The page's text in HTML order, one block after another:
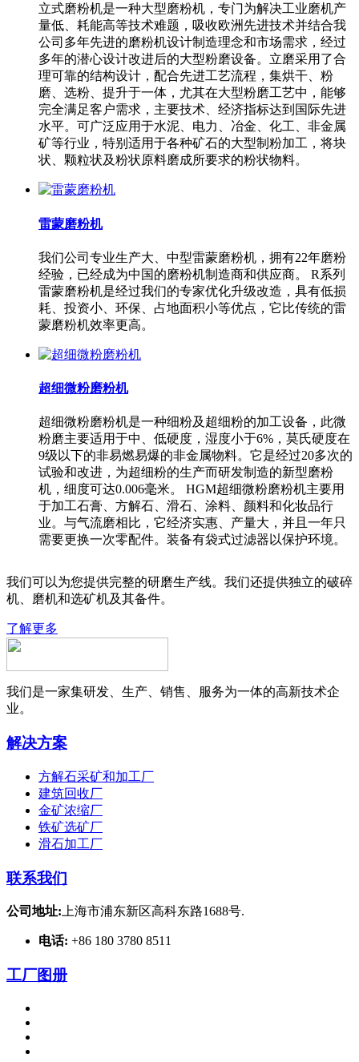
立式磨粉机是一种大型磨粉机，专门为解决工业磨机产
量低、耗能高等技术难题，吸收欧洲先进技术并结合我
公司多年先进的磨粉机设计制造理念和市场需求，经过
多年的潜心设计改进后的大型粉磨设备。立磨采用了合
理可靠的结构设计，配合先进工艺流程，集烘干、粉
磨、选粉、提升于一体，尤其在大型粉磨工艺中，能够
完全满足客户需求，主要技术、经济指标达到国际先进
水平。可广泛应用于水泥、电力、冶金、化工、非金属
矿等行业，特别适用于各种矿石的大型制粉加工，将块
状、颗粒状及粉状原料磨成所要求的粉状物料。
雷蒙磨粉机
我们公司专业生产大、中型雷蒙磨粉机，拥有22年磨粉
经验，已经成为中国的磨粉机制造商和供应商。 R系列
雷蒙磨粉机是经过我们的专家优化升级改造，具有低损
耗、投资小、环保、占地面积小等优点，它比传统的雷
蒙磨粉机效率更高。
超细微粉磨粉机
超细微粉磨粉机是一种细粉及超细粉的加工设备，此微
粉磨主要适用于中、低硬度，湿度小于6%，莫氏硬度在
9级以下的非易燃易爆的非金属物料。它是经过20多次的
试验和改进，为超细粉的生产而研发制造的新型磨粉
机，细度可达0.006毫米。 HGM超细微粉磨粉机主要用
于加工石膏、方解石、滑石、涂料、颜料和化妆品行
业。与气流磨相比，它经济实惠、产量大，并且一年只
需要更换一次零配件。装备有袋式过滤器以保护环境。
我们可以为您提供完整的研磨生产线。我们还提供独立的破碎
机、磨机和选矿机及其备件。
了解更多
我们是一家集研发、生产、销售、服务为一体的高新技术企
业。
解决方案
方解石采矿和加工厂
建筑回收厂
金矿浓缩厂
铁矿选矿厂
滑石加工厂
联系我们
公司地址: 上海市浦东新区高科东路1688号.
电话: +86 180 3780 8511
工厂图册